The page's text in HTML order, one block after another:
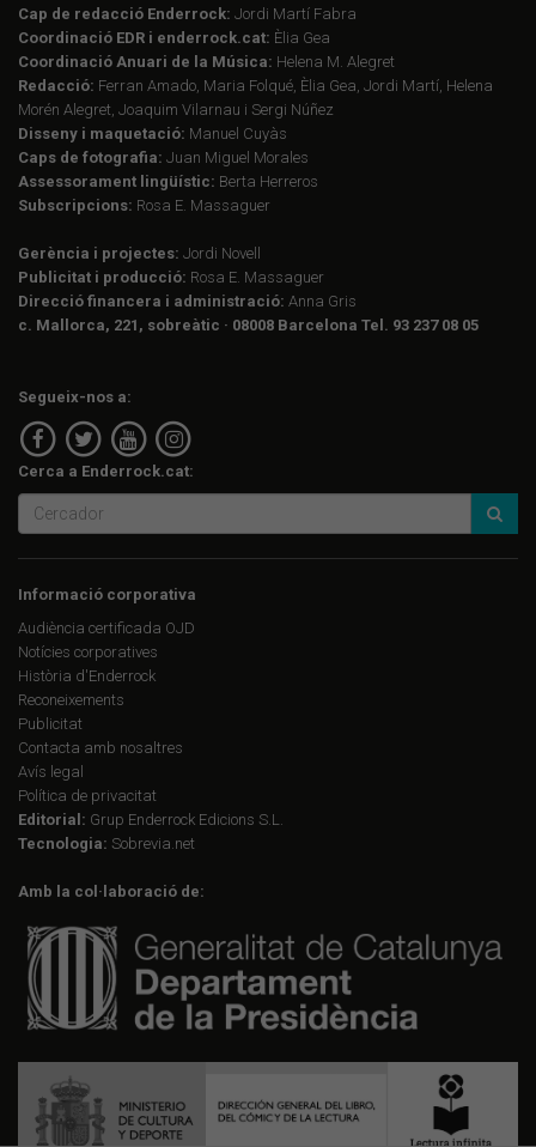
Cap de redacció Enderrock: Jordi Martí Fabra
Coordinació EDR i enderrock.cat: Èlia Gea
Coordinació Anuari de la Música: Helena M. Alegret
Redacció: Ferran Amado, Maria Folqué, Èlia Gea, Jordi Martí, Helena
Morén Alegret, Joaquim Vilarnau i Sergi Núñez
Disseny i maquetació: Manuel Cuyàs
Caps de fotografia: Juan Miguel Morales
Assessorament lingüístic: Berta Herreros
Subscripcions: Rosa E. Massaguer
Gerència i projectes: Jordi Novell
Publicitat i producció: Rosa E. Massaguer
Direcció financera i administració: Anna Gris
c. Mallorca, 221, sobreàtic · 08008 Barcelona Tel. 93 237 08 05
Segueix-nos a:
Cerca a Enderrock.cat:
Informació corporativa
Audiència certificada OJD
Notícies corporatives
Història d'Enderrock
Reconeixements
Publicitat
Contacta amb nosaltres
Avís legal
Política de privacitat
Editorial: Grup Enderrock Edicions S.L.
Tecnologia: Sobrevia.net
Amb la col·laboració de: